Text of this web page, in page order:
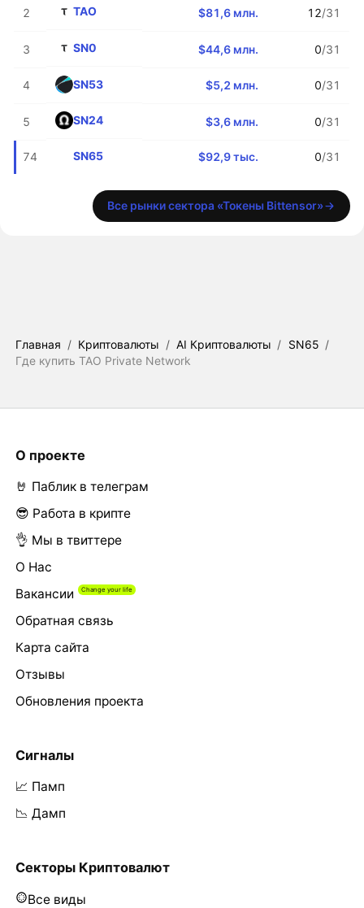
2 TAO $81,6 млн. 12/31
3 SN0 $44,6 млн. 0/31
4 SN53 $5,2 млн. 0/31
5 SN24 $3,6 млн. 0/31
74 SN65 $92,9 тыс. 0/31
Все рынки сектора «Токены Bittensor»
Главная / Криптовалюты / AI Криптовалюты / SN65 /
Где купить TAO Private Network
О проекте
🤘 Паблик в телеграм
😎 Работа в крипте
👌 Мы в твиттере
О Нас
Вакансии
Обратная связь
Карта сайта
Отзывы
Обновления проекта
Сигналы
📈 Памп
📉 Дамп
Секторы Криптовалют
Все виды